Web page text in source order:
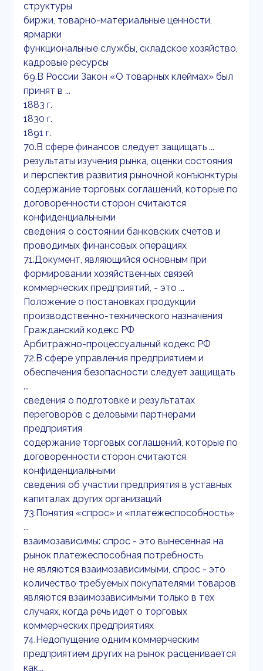
структуры
биржи, товарно-материальные ценности,
ярмарки
функциональные службы, складское хозяйство,
кадровые ресурсы
69.В России Закон «О товарных клеймах» был
принят в ...
1883 г.
1830 г.
1891 г.
70.В сфере финансов следует защищать ...
результаты изучения рынка, оценки состояния
и перспектив развития рыночной конъюнктуры
содержание торговых соглашений, которые по
договоренности сторон считаются
конфиденциальными
сведения о состоянии банковских счетов и
проводимых финансовых операциях
71.Документ, являющийся основным при
формировании хозяйственных связей
коммерческих предприятий, - это ...
Положение о постановках продукции
производственно-технического назначения
Гражданский кодекс РФ
Арбитражно-процессуальный кодекс РФ
72.В сфере управления предприятием и
обеспечения безопасности следует защищать
...
сведения о подготовке и результатах
переговоров с деловыми партнерами
предприятия
содержание торговых соглашений, которые по
договоренности сторон считаются
конфиденциальными
сведения об участии предприятия в уставных
капиталах других организаций
73.Понятия «спрос» и «платежеспособность»
...
взаимозависимы: спрос - это вынесенная на
рынок платежеспособная потребность
не являются взаимозависимыми, спрос - это
количество требуемых покупателями товаров
являются взаимозависимыми только в тех
случаях, когда речь идет о торговых
коммерческих предприятиях
74.Недопущение одним коммерческим
предприятием других на рынок расценивается
как...